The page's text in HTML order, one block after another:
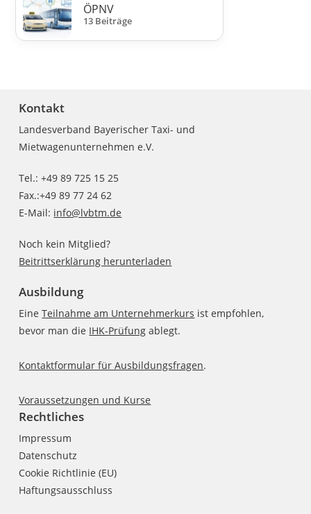
ÖPNV
13 Beiträge
Kontakt
Landesverband Bayerischer Taxi- und
Mietwagenunternehmen e.V.
Tel.: +49 89 725 15 25
Fax.:+49 89 77 24 62
E-Mail: info@lvbtm.de
Noch kein Mitglied?
Beitrittserklärung herunterladen
Ausbildung
EineTeilnahme am Unternehmerkurs ist empfohlen,
bevor man die IHK-Prüfung ablegt.
Kontaktformular für Ausbildungsfragen.
Voraussetzungen und Kurse
Rechtliches
Impressum
Datenschutz
Cookie Richtlinie (EU)
Haftungsausschluss